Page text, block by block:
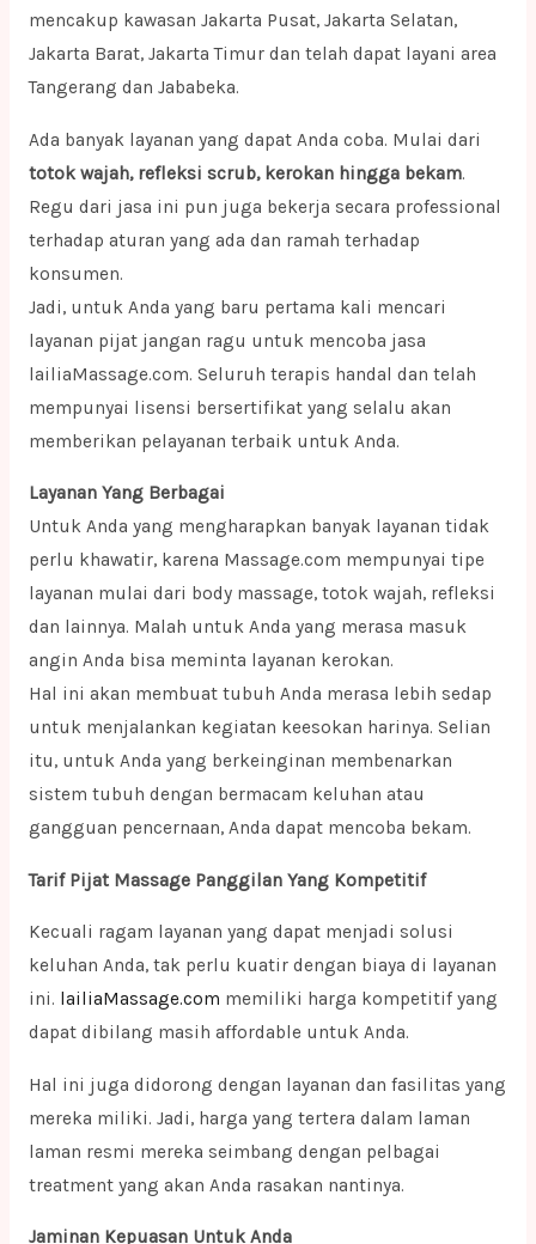
mencakup kawasan Jakarta Pusat, Jakarta Selatan,
Jakarta Barat, Jakarta Timur dan telah dapat layani area
Tangerang dan Jababeka.
Ada banyak layanan yang dapat Anda coba. Mulai dari
totok wajah, refleksi scrub, kerokan hingga bekam.
Regu dari jasa ini pun juga bekerja secara professional
terhadap aturan yang ada dan ramah terhadap
konsumen.
Jadi, untuk Anda yang baru pertama kali mencari
layanan pijat jangan ragu untuk mencoba jasa
lailiaMassage.com. Seluruh terapis handal dan telah
mempunyai lisensi bersertifikat yang selalu akan
memberikan pelayanan terbaik untuk Anda.
Layanan Yang Berbagai
Untuk Anda yang mengharapkan banyak layanan tidak
perlu khawatir, karena Massage.com mempunyai tipe
layanan mulai dari body massage, totok wajah, refleksi
dan lainnya. Malah untuk Anda yang merasa masuk
angin Anda bisa meminta layanan kerokan.
Hal ini akan membuat tubuh Anda merasa lebih sedap
untuk menjalankan kegiatan keesokan harinya. Selian
itu, untuk Anda yang berkeinginan membenarkan
sistem tubuh dengan bermacam keluhan atau
gangguan pencernaan, Anda dapat mencoba bekam.
Tarif Pijat Massage Panggilan Yang Kompetitif
Kecuali ragam layanan yang dapat menjadi solusi
keluhan Anda, tak perlu kuatir dengan biaya di layanan
ini. lailiaMassage.com memiliki harga kompetitif yang
dapat dibilang masih affordable untuk Anda.
Hal ini juga didorong dengan layanan dan fasilitas yang
mereka miliki. Jadi, harga yang tertera dalam laman
laman resmi mereka seimbang dengan pelbagai
treatment yang akan Anda rasakan nantinya.
Jaminan Kepuasan Untuk Anda